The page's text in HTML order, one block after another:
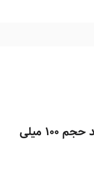
عطر ادوپرفیوم کاف برند احمد حجم ۱۰۰ میلی